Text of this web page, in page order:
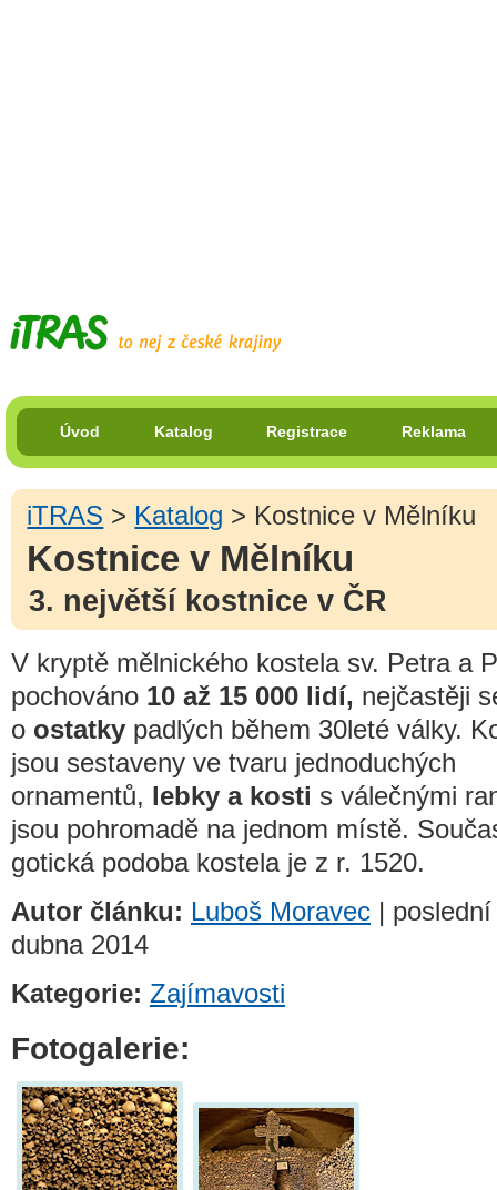
Úvod Katalog Registrace Reklama
iTRAS > Katalog > Kostnice v Mělníku
Kostnice v Mělníku
3. největší kostnice v ČR
V kryptě mělnického kostela sv. Petra a
pochováno 10 až 15 000 lidí, nejčastěji
o ostatky padlých během 30leté války.
jsou sestaveny ve tvaru jednoduchých
ornamentů, lebky a kosti s válečnými
jsou pohromadě na jednom místě.
gotická podoba kostela je z r. 1520.
Autor článku: Luboš Moravec |
dubna 2014
Kategorie: Zajímavosti
Fotogalerie: